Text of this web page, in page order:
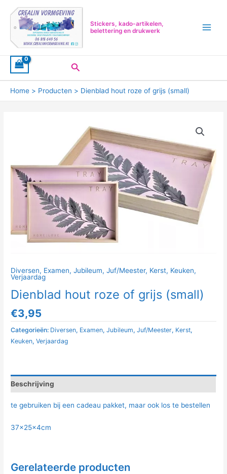
naar
inhoud
Stickers, kado-artikelen,
belettering en drukwerk
Menu
Zoeken
Home Producten Dienblad hout roze of grijs (small)
Diversen, Examen,Jubileum,Juf/Meester, Kerst, Keuken,
Verjaardag
Dienblad hout roze of grijs (small)
€3,95
Categorieën: Diversen, Examen,Jubileum,Juf/Meester, Kerst,
Keuken,Verjaardag
Beschrijving
te gebruiken bij een cadeau pakket, maar ook los te bestellen
37x25x4cm
Gerelateerde producten